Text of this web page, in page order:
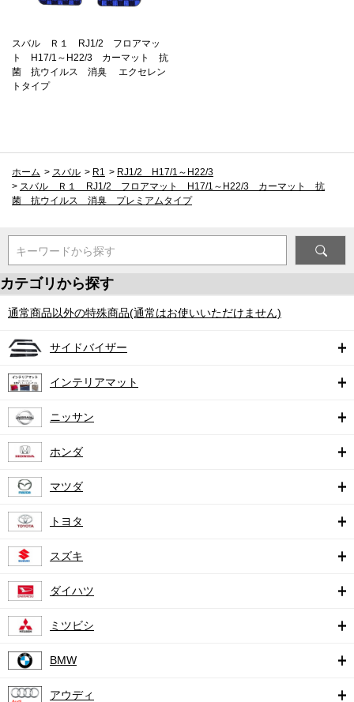
スバル Ｒ１ RJ1/2 フロアマッ
ト H17/1～H22/3 カーマット 抗
菌 抗ウイルス 消臭 エクセレン
トタイプ
ホーム > スバル > R1 > RJ1/2 H17/1～H22/3
> スバル Ｒ１ RJ1/2 フロアマット H17/1～H22/3 カーマット 抗
菌 抗ウイルス 消臭 プレミアムタイプ
キーワードから探す
カテゴリから探す
通常商品以外の特殊商品(通常はお使いいただけません)
サイドバイザー
インテリアマット
ニッサン
ホンダ
マツダ
トヨタ
スズキ
ダイハツ
ミツビシ
BMW
アウディ